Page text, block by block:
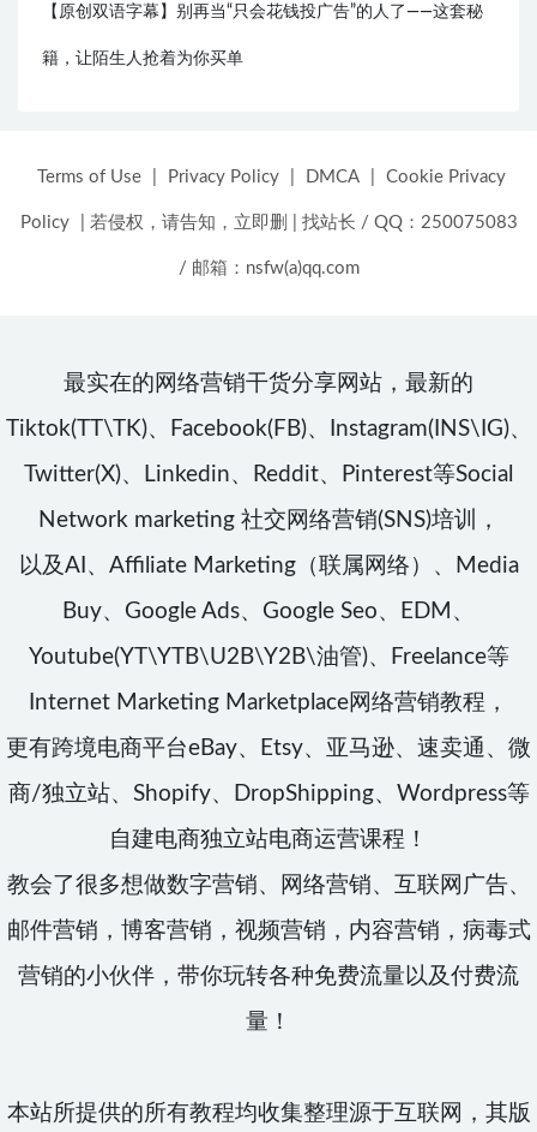
【原创双语字幕】别再当“只会花钱投广告”的人了——这套秘
籍，让陌生人抢着为你买单
Terms of Use Privacy Policy DMCA Cookie Privacy
Policy 若侵权，请告知，立即删 找站长 / QQ：250075083
/ 邮箱：nsfw(a)qq.com
最实在的网络营销干货分享网站，最新的
Tiktok(TT\TK)、Facebook(FB)、Instagram(INS\IG)、
Twitter(X)、Linkedin、Reddit、Pinterest等Social
Network marketing 社交网络营销(SNS)培训，
以及AI、Affiliate Marketing（联属网络）、Media
Buy、Google Ads、Google Seo、EDM、
Youtube(YT\YTB\U2B\Y2B\油管)、Freelance等
Internet Marketing Marketplace网络营销教程，
更有跨境电商平台eBay、Etsy、亚马逊、速卖通、微
商/独立站、Shopify、DropShipping、Wordpress等
自建电商独立站电商运营课程！
教会了很多想做数字营销、网络营销、互联网广告、
邮件营销，博客营销，视频营销，内容营销，病毒式
营销的小伙伴，带你玩转各种免费流量以及付费流
量！
本站所提供的所有教程均收集整理源于互联网，其版